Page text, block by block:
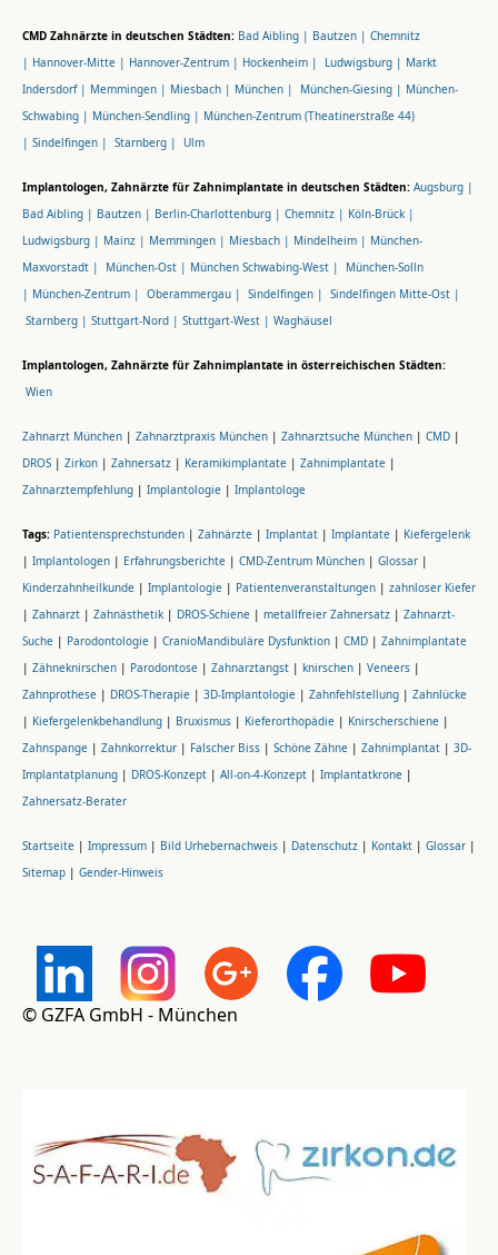
CMD Zahnärzte in deutschen Städten: Bad Aibling | Bautzen | Chemnitz
| Hannover-Mitte | Hannover-Zentrum | Hockenheim | Ludwigsburg | Markt
Indersdorf | Memmingen | Miesbach | München | München-Giesing | München-
Schwabing | München-Sendling | München-Zentrum (Theatinerstraße 44)
| Sindelfingen | Starnberg | Ulm
Implantologen, Zahnärzte für Zahnimplantate in deutschen Städten: Augsburg |
Bad Aibling | Bautzen | Berlin-Charlottenburg | Chemnitz | Köln-Brück |
Ludwigsburg | Mainz | Memmingen | Miesbach | Mindelheim | München-
Maxvorstadt |
München-Ost | München Schwabing-West |
München-Solln
| München-Zentrum | Oberammergau | Sindelfingen | Sindelfingen Mitte-Ost |
Starnberg | Stuttgart-Nord | Stuttgart-West | Waghäusel
Implantologen, Zahnärzte für Zahnimplantate in österreichischen Städten:
Wien
Zahnarzt München | Zahnarztpraxis München | Zahnarztsuche München | CMD |
DROS | Zirkon | Zahnersatz | Keramikimplantate | Zahnimplantate |
Zahnarztempfehlung | Implantologie | Implantologe
Tags: Patientensprechstunden | Zahnärzte | Implantat | Implantate | Kiefergelenk
| Implantologen | Erfahrungsberichte | CMD-Zentrum München | Glossar |
Kinderzahnheilkunde | Implantologie | Patientenveranstaltungen | zahnloser Kiefer
| Zahnarzt | Zahnästhetik | DROS-Schiene | metallfreier Zahnersatz | Zahnarzt-
Suche | Parodontologie | CranioMandibuläre Dysfunktion | CMD | Zahnimplantate
| Zähneknirschen | Parodontose | Zahnarztangst | knirschen | Veneers |
Zahnprothese | DROS-Therapie | 3D-Implantologie | Zahnfehlstellung | Zahnlücke
| Kiefergelenkbehandlung | Bruxismus | Kieferorthopädie | Knirscherschiene |
Zahnspange | Zahnkorrektur | Falscher Biss | Schöne Zähne | Zahnimplantat | 3D-
Implantatplanung | DROS-Konzept | All-on-4-Konzept | Implantatkrone |
Zahnersatz-Berater
Startseite | Impressum | Bild Urhebernachweis | Datenschutz | Kontakt | Glossar |
Sitemap | Gender-Hinweis
© GZFA GmbH - München